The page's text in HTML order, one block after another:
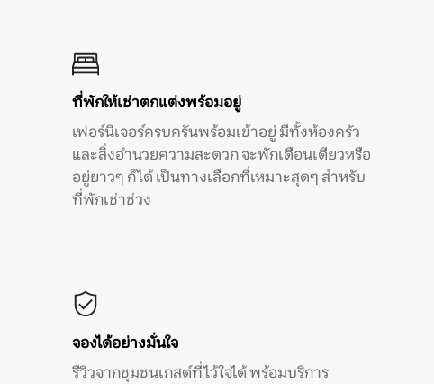
ที่พักให้เช่าตกแต่งพร้อมอยู่
เฟอร์นิเจอร์ครบครันพร้อมเข้าอยู่ มีทั้งห้องครัว
และสิ่งอำนวยความสะดวก จะพักเดือนเดียวหรือ
อยู่ยาวๆ ก็ได้ เป็นทางเลือกที่เหมาะสุดๆ สำหรับ
ที่พักเช่าช่วง
จองได้อย่างมั่นใจ
รีวิวจากชุมชนเกสต์ที่ไว้ใจได้ พร้อมบริการ